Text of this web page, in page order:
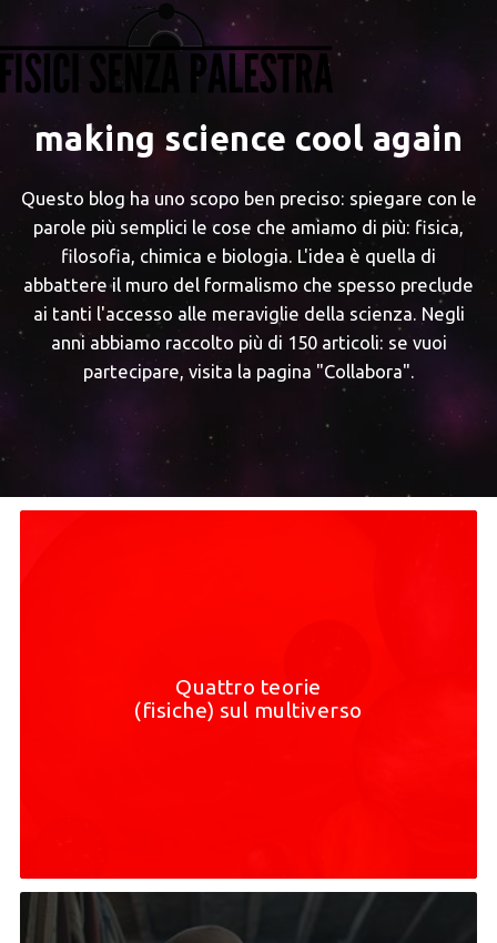
making science cool again
Questo blog ha uno scopo ben preciso: spiegare con le
parole più semplici le cose che amiamo di più: fisica,
filosofia, chimica e biologia. L'idea è quella di
abbattere il muro del formalismo che spesso preclude
ai tanti l'accesso alle meraviglie della scienza. Negli
anni abbiamo raccolto più di 150 articoli: se vuoi
partecipare, visita la pagina "Collabora".
Quattro teorie
(fisiche) sul multiverso